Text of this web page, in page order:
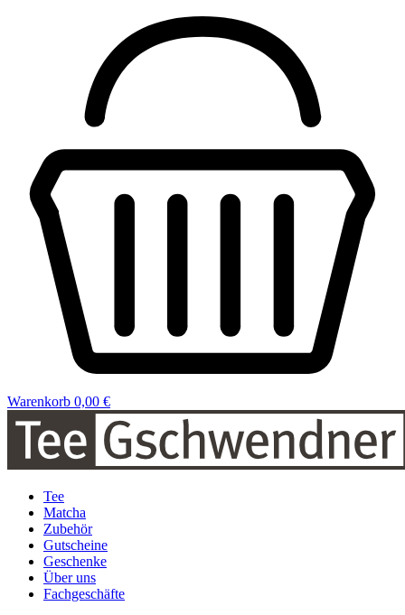
Warenkorb 0,00 €
Tee
Matcha
Zubehör
Gutscheine
Geschenke
Über uns
Fachgeschäfte